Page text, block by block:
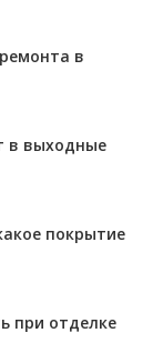
в
в выходные
покрытие
при отделке